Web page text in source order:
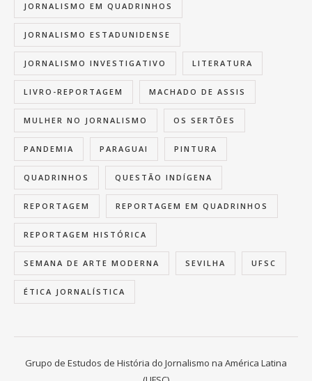
JORNALISMO EM QUADRINHOS
JORNALISMO ESTADUNIDENSE
JORNALISMO INVESTIGATIVO LITERATURA
LIVRO-REPORTAGEM MACHADO DE ASSIS
MULHER NO JORNALISMO OS SERTÕES
PANDEMIA PARAGUAI PINTURA
QUADRINHOS QUESTÃO INDÍGENA
REPORTAGEM REPORTAGEM EM QUADRINHOS
REPORTAGEM HISTÓRICA
SEMANA DE ARTE MODERNA SEVILHA UFSC
ÉTICA JORNALÍSTICA
Grupo de Estudos de História do Jornalismo na América Latina